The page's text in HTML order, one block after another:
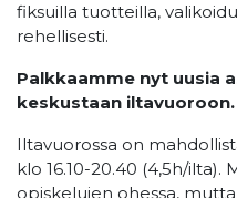
fiksuilla tuotteilla,
rehellisesti.
Palkkaamme nyt uusia
keskustaan iltavuoroon.
Iltavuorossa on
klo 16.10-20.40 (4,5h/ilta).
opiskelujen ohessa,